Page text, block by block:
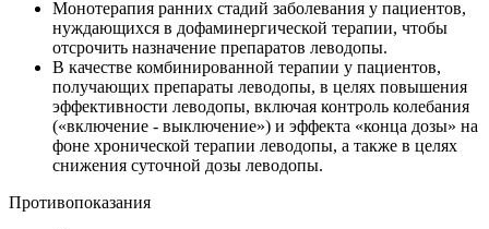
Монотерапия ранних стадий заболевания у пациентов,
нуждающихся в дофаминергической терапии, чтобы
отсрочить назначение препаратов леводопы.
В качестве комбинированной терапии у пациентов,
получающих препараты леводопы, в целях повышения
эффективности леводопы, включая контроль колебания
(«включение - выключение») и эффекта «конца дозы» на
фоне хронической терапии леводопы, а также в целях
снижения суточной дозы леводопы.
Противопоказания